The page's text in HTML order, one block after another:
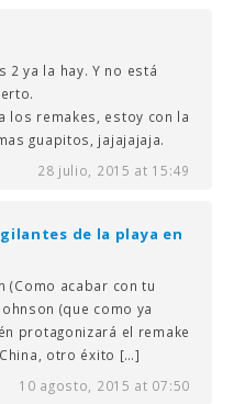
2 ya la hay. Y no está
los remakes, estoy con la
guapitos, jajajajaja.
28 julio, 2015 at 15:49
de la playa en
(Como acabar con tu
(que como ya
protagonizará el remake
otro éxito […]
10 agosto, 2015 at 07:50